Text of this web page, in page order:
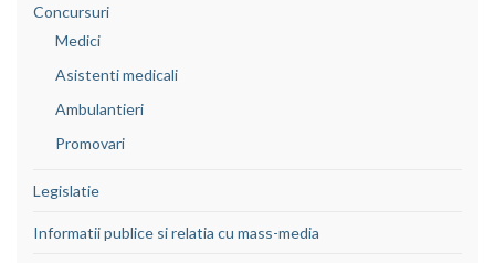
Concursuri
Medici
Asistenti medicali
Ambulantieri
Promovari
Legislatie
Informatii publice si relatia cu mass-media